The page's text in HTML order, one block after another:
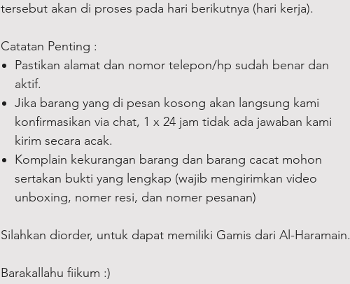
tersebut akan di proses pada hari berikutnya (hari kerja).
Catatan Penting :
Pastikan alamat dan nomor telepon/hp sudah benar dan
aktif.
Jika barang yang di pesan kosong akan langsung kami
konfirmasikan via chat, 1 x 24 jam tidak ada jawaban kami
kirim secara acak.
Komplain kekurangan barang dan barang cacat mohon
sertakan bukti yang lengkap (wajib mengirimkan video
unboxing, nomer resi, dan nomer pesanan)
Silahkan diorder, untuk dapat memiliki Gamis dari Al-Haramain.
Barakallahu fiikum :)